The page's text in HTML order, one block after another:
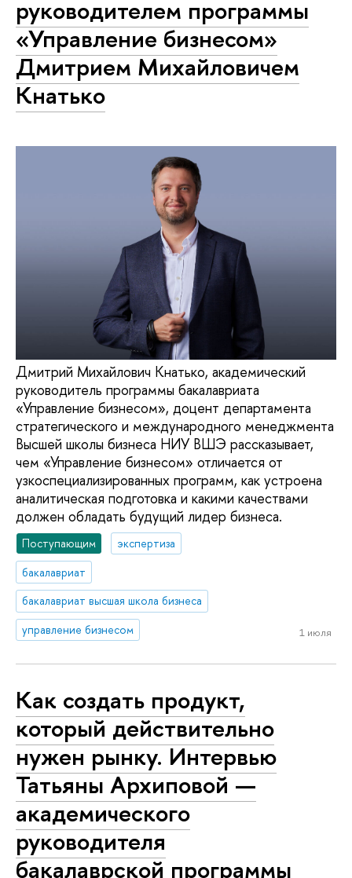
руководителем программы
«Управление бизнесом»
Дмитрием Михайловичем
Кнатько
Дмитрий Михайлович Кнатько, академический
руководитель программы бакалавриата
«Управление бизнесом», доцент департамента
стратегического и международного менеджмента
Высшей школы бизнеса НИУ ВШЭ рассказывает,
чем «Управление бизнесом» отличается от
узкоспециализированных программ, как устроена
аналитическая подготовка и какими качествами
должен обладать будущий лидер бизнеса.
Поступающим
экспертиза
бакалавриат
бакалавриат высшая школа бизнеса
управление бизнесом
1 июля
Как создать продукт,
который действительно
нужен рынку. Интервью
Татьяны Архиповой —
академического
руководителя
бакалаврской программы